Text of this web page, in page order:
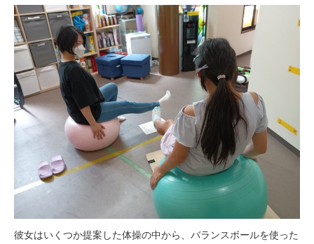
彼女はいくつか提案した体操の中から、バランスボールを使った